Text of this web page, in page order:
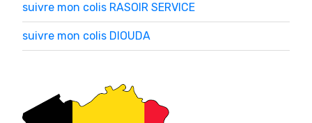
suivre mon colis RASOIR SERVICE
suivre mon colis DIOUDA